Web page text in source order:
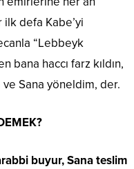
defa Kabe’yi
“Lebbeyk
bana haccı farz kıldın,
Sana yöneldim, der.
buyur, Sana teslim